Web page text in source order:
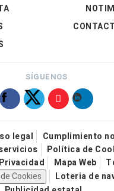
SÍGUENOS
legal
Cumplimiento
Política de
Mapa Web
Cookies
Loteria de